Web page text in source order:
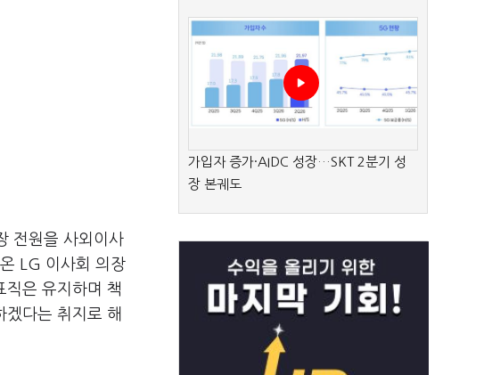
전원을 사외이사
LG 이사회 의장
직은 유지하며 책
다는 취지로 해
가입자 증가·AIDC 성장…SKT 2분기 성
장 본궤도